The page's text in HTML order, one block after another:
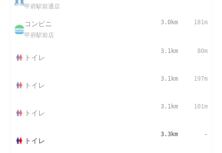
甲府駅前通店
コンビニ
甲府駅前店
3.0km 181m
トイレ
3.1km 80m
トイレ
3.1km 197m
トイレ
3.1km 101m
トイレ
3.3km -